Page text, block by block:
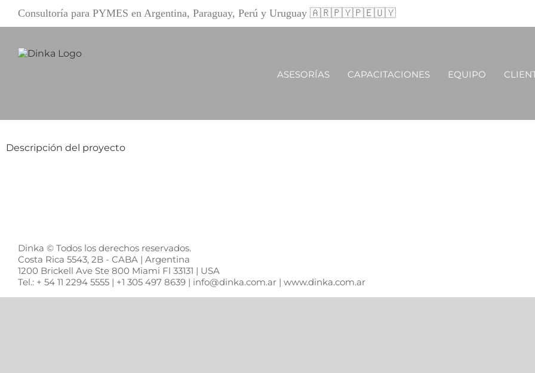
contenido
Consultoría para PYMES en Argentina, Paraguay, Perú y Uruguay 🇦🇷🇵🇾🇵🇪🇺🇾
ASESORÍAS CAPACITACIONES EQUIPO
Descripción del proyecto
Dinka © Todos los derechos reservados.
Costa Rica 5543, 2B - CABA | Argentina
1200 Brickell Ave Ste 800 Miami Fl 33131 | USA
Tel.: + 54 11 2294 5555 | +1 305 497 8639 | info@dinka.com.ar | www.dinka.com.ar